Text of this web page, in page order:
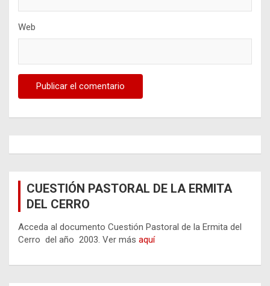
Web
CUESTIÓN PASTORAL DE LA ERMITA
DEL CERRO
Acceda al documento Cuestión Pastoral de la Ermita del
Cerro del año 2003. Ver más aquí